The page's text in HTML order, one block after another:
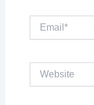
Website